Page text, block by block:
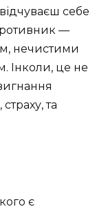
себе
—
нечистими
Інколи, це не
та
є